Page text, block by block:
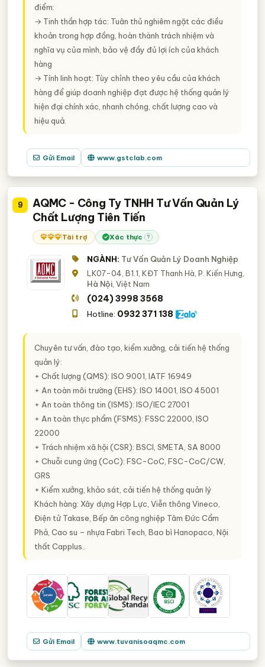
điểm:
→ Tinh thần hợp tác: Tuân thủ nghiêm ngặt các điều
khoản trong hợp đồng, hoàn thành trách nhiệm và
nghĩa vụ của mình, bảo vệ đầy đủ lợi ích của khách
hàng
→ Tính linh hoạt: Tùy chỉnh theo yêu cầu của khách
hàng để giúp doanh nghiệp đạt được hệ thống quản lý
hiện đại chính xác, nhanh chóng, chất lượng cao và
hiệu quả.
Gửi Email www.gstclab.com
9
AQMC - Công Ty TNHH Tư Vấn Quản Lý
Chất Lượng Tiên Tiến
Tài trợ Xác thực ?
NGÀNH: Tư Vấn Quản Lý Doanh Nghiệp
LK07-04, B1.1, KĐT Thanh Hà, P. Kiến Hưng,
Hà Nội , Việt Nam
(024) 3998 3568
Hotline: 0932 371 138
Chuyên tư vấn, đào tạo, kiểm xưởng, cải tiến hệ thống
quản lý:
+ Chất lượng (QMS): ISO 9001, IATF 16949
+ An toàn môi trường (EHS): ISO 14001, ISO 45001
+ An toàn thông tin (ISMS): ISO/IEC 27001
+ An toàn thực phẩm (FSMS): FSSC 22000, ISO
22000
+ Trách nhiệm xã hội (CSR): BSCI, SMETA, SA 8000
+ Chuỗi cung ứng (CoC): FSC-CoC, FSC-CoC/CW,
GRS
+ Kiểm xưởng, khảo sát, cải tiến hệ thống quản lý
Khách hàng: Xây dựng Hợp Lực, Viễn thông Vineco,
Điện tử Takase, Bếp ăn công nghiệp Tâm Đức Cẩm
Phả, Cao su – nhựa Fabri Tech, Bao bì Hanopaco, Nội
thất Capplus..
Gửi Email www.tuvanisoaqmc.com